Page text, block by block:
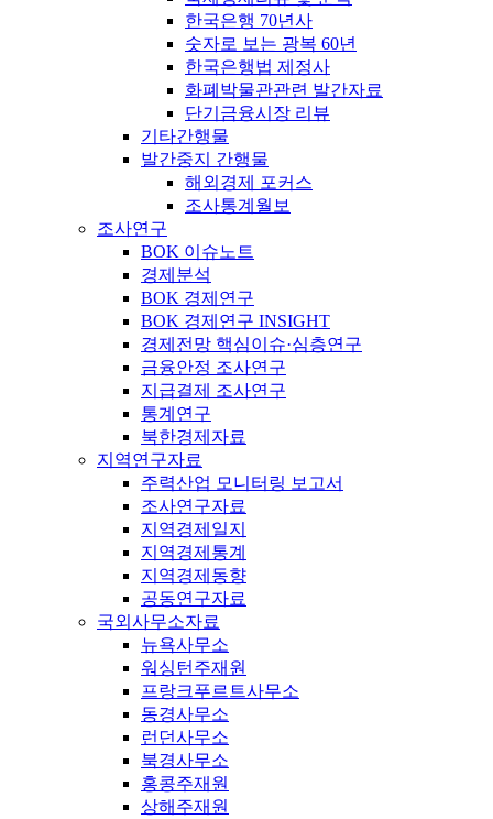
한국은행 70년사
숫자로 보는 광복 60년
한국은행법 제정사
화폐박물관관련 발간자료
단기금융시장 리뷰
기타간행물
발간중지 간행물
해외경제 포커스
조사통계월보
조사연구
BOK 이슈노트
경제분석
BOK 경제연구
BOK 경제연구 INSIGHT
경제전망 핵심이슈·심층연구
금융안정 조사연구
지급결제 조사연구
통계연구
북한경제자료
지역연구자료
주력산업 모니터링 보고서
조사연구자료
지역경제일지
지역경제통계
지역경제동향
공동연구자료
국외사무소자료
뉴욕사무소
워싱턴주재원
프랑크푸르트사무소
동경사무소
런던사무소
북경사무소
홍콩주재원
상해주재원